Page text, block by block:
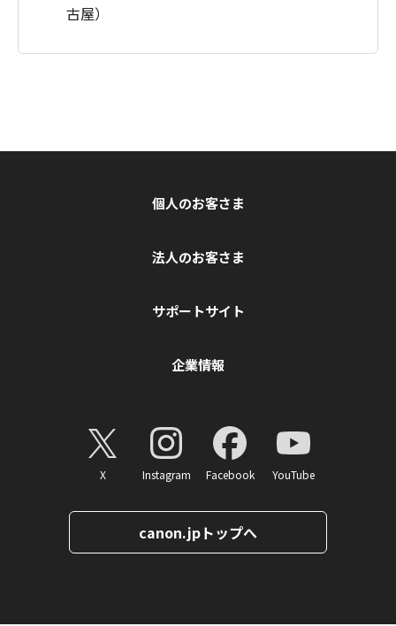
古屋）
個人のお客さま
法人のお客さま
サポートサイト
企業情報
X Instagram Facebook YouTube
canon.jpトップへ